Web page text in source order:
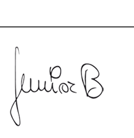
900,00 €. 630,00